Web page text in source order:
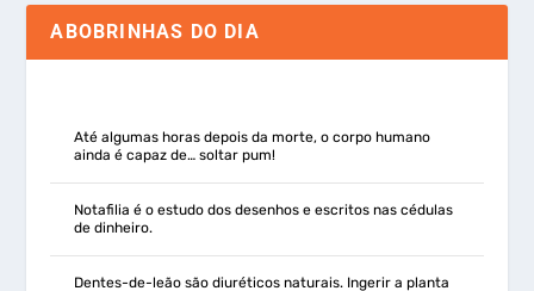
ABOBRINHAS DO DIA
Até algumas horas depois da morte, o corpo humano
ainda é capaz de… soltar pum!
Notafilia é o estudo dos desenhos e escritos nas cédulas
de dinheiro.
Dentes-de-leão são diuréticos naturais. Ingerir a planta